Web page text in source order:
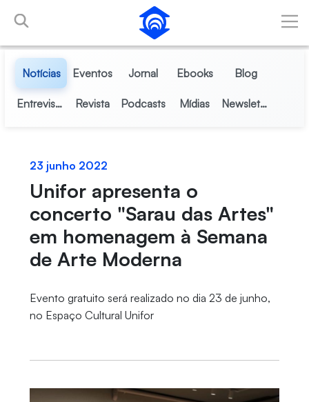
Pular para o Conteúdo principal
Notícias Eventos Jornal Ebooks Blog
Entrevistas Revista Podcasts Mídias Newsletter
23 junho 2022
Unifor apresenta o
concerto "Sarau das Artes"
em homenagem à Semana
de Arte Moderna
Evento gratuito será realizado no dia 23 de junho,
no Espaço Cultural Unifor